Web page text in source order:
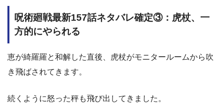
呪術廻戦最新157話ネタバレ確定③：虎杖、一
方的にやられる
恵が綺羅羅と和解した直後、虎杖がモニタールームから吹
き飛ばされてきます。
続くように怒った秤も飛び出してきました。